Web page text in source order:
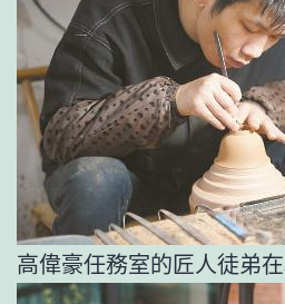
高偉豪任務室的匠人徒弟